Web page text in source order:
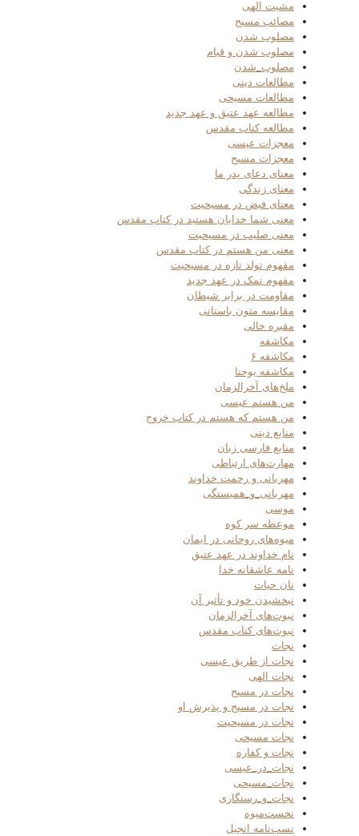
مشیت الهی
مصائب مسیح
مصلوب شدن
مصلوب شدن و قیام
مصلوب_شدن
مطالعات دینی
مطالعات مسیحی
مطالعه عهد عتیق و عهد جدید
مطالعه کتاب مقدس
معجزات عیسی
معجزات مسیح
معنای دعای پدر ما
معنای زندگی
معنای فیض در مسیحیت
معنی شما خدایان هستید در کتاب مقدس
معنی صلیب در مسیحیت
معنی من هستم در کتاب مقدس
مفهوم تولد تازه در مسیحیت
مفهوم نمک در عهد جدید
مقاومت در برابر شیطان
مقایسه متون باستانی
مقبره خالی
مکاشفه
مکاشفه ۶
مکاشفه یوحنا
ملخ‌های آخرالزمان
من هستم عیسی
من هستم که هستم در کتاب خروج
منابع دینی
منابع فارسی زبان
مهارت‌های ارتباطی
مهربانی و رحمت خداوند
مهربانی_و_همبستگی
موسی
موعظه سر کوه
میوه‌های روحانی در ایمان
نام خداوند در عهد عتیق
نامه عاشقانه خدا
نان حیات
نبخشیدن خود و تأثیر آن
نبوت‌های آخرالزمان
نبوت‌های کتاب مقدس
نجات
نجات از طریق عیسی
نجات الهی
نجات در مسیح
نجات در مسیح و پذیرش او
نجات در مسیحیت
نجات مسیحی
نجات و کفاره
نجات_در_عیسی
نجات_مسیحی
نجات_و_رستگاری
نخست‌میوه
نسب‌نامه انجیل